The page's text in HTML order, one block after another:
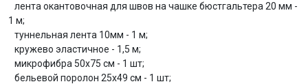
лента окантовочная для швов на чашке бюстгальтера 20 мм -
1 м;
туннельная лента 10мм - 1 м;
кружево эластичное - 1,5 м;
микрофибра 50х75 см - 1 шт;
бельевой поролон 25х49 см - 1 шт;